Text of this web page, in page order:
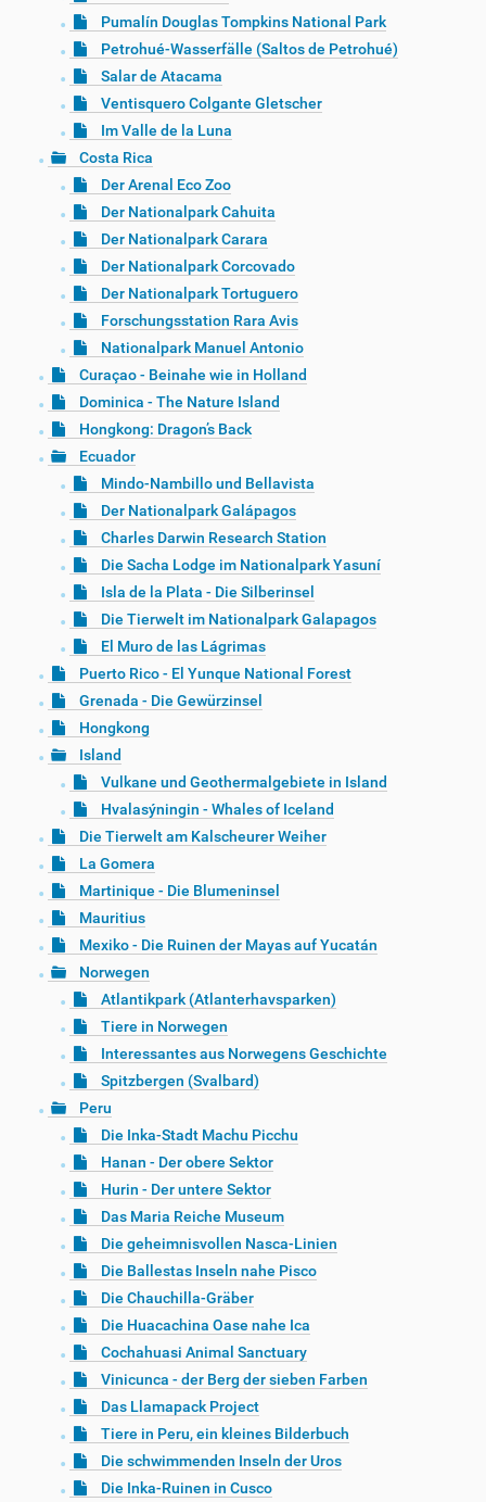
Pumalín Douglas Tompkins National Park
Petrohué-Wasserfälle (Saltos de Petrohué)
Salar de Atacama
Ventisquero Colgante Gletscher
Im Valle de la Luna
Costa Rica
Der Arenal Eco Zoo
Der Nationalpark Cahuita
Der Nationalpark Carara
Der Nationalpark Corcovado
Der Nationalpark Tortuguero
Forschungsstation Rara Avis
Nationalpark Manuel Antonio
Curaçao - Beinahe wie in Holland
Dominica - The Nature Island
Hongkong: Dragon’s Back
Ecuador
Mindo-Nambillo und Bellavista
Der Nationalpark Galápagos
Charles Darwin Research Station
Die Sacha Lodge im Nationalpark Yasuní
Isla de la Plata - Die Silberinsel
Die Tierwelt im Nationalpark Galapagos
El Muro de las Lágrimas
Puerto Rico - El Yunque National Forest
Grenada - Die Gewürzinsel
Hongkong
Island
Vulkane und Geothermalgebiete in Island
Hvalasýningin - Whales of Iceland
Die Tierwelt am Kalscheurer Weiher
La Gomera
Martinique - Die Blumeninsel
Mauritius
Mexiko - Die Ruinen der Mayas auf Yucatán
Norwegen
Atlantikpark (Atlanterhavsparken)
Tiere in Norwegen
Interessantes aus Norwegens Geschichte
Spitzbergen (Svalbard)
Peru
Die Inka-Stadt Machu Picchu
Hanan - Der obere Sektor
Hurin - Der untere Sektor
Das Maria Reiche Museum
Die geheimnisvollen Nasca-Linien
Die Ballestas Inseln nahe Pisco
Die Chauchilla-Gräber
Die Huacachina Oase nahe Ica
Cochahuasi Animal Sanctuary
Vinicunca - der Berg der sieben Farben
Das Llamapack Project
Tiere in Peru, ein kleines Bilderbuch
Die schwimmenden Inseln der Uros
Die Inka-Ruinen in Cusco